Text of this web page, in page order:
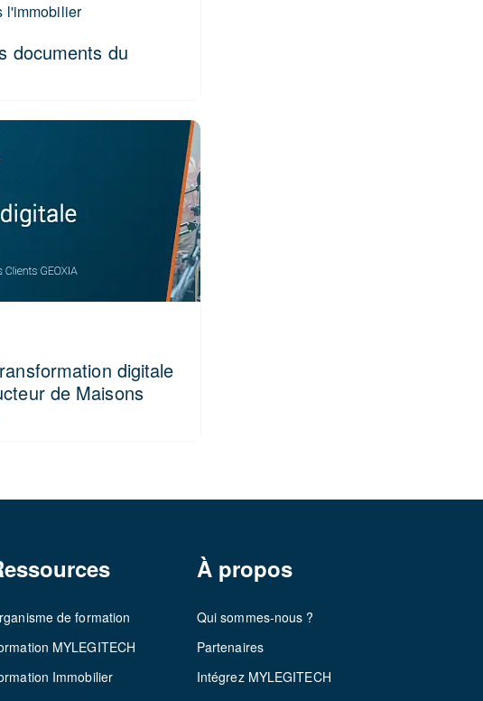
l'immobilier
documents du
digitale
de Maisons
de formation
MYLEGITECH
Immobilier
À propos
Qui sommes-nous ?
Partenaires
Intégrez MYLEGITECH